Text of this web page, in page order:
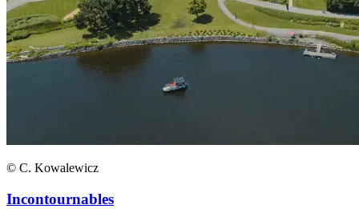
© C. Kowalewicz
Incontournables